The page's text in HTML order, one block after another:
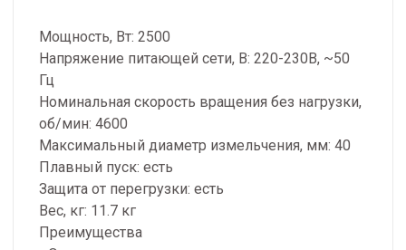
Мощность, Вт: 2500
Напряжение питающей сети, В: 220-230В, ~50
Гц
Номинальная скорость вращения без нагрузки,
об/мин: 4600
Максимальный диаметр измельчения, мм: 40
Плавный пуск: есть
Защита от перегрузки: есть
Вес, кг: 11.7 кг
Преимущества